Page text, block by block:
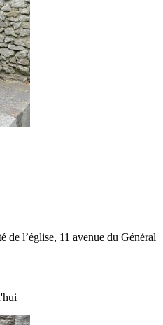
de l’église, 11 avenue du Général